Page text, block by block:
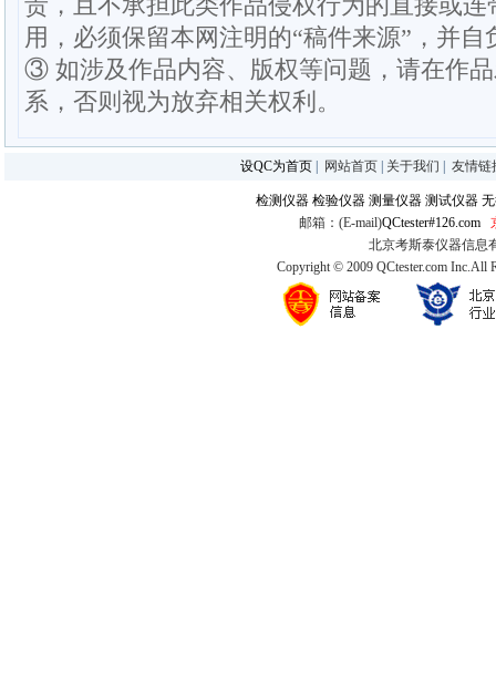
责，且不承担此类作品侵权行为的直接或
用，必须保留本网注明的“稿件来源”，并
③ 如涉及作品内容、版权等问题，请在作
系，否则视为放弃相关权利。
设QC为首页 网站首页 关于我们 友情链
检测仪器 检验仪器 测量仪器 测试仪器
邮箱：(E-mail)QCtester#126.com
北京考斯泰仪器信息
Copyright © 2009 QCtester.com Inc.All